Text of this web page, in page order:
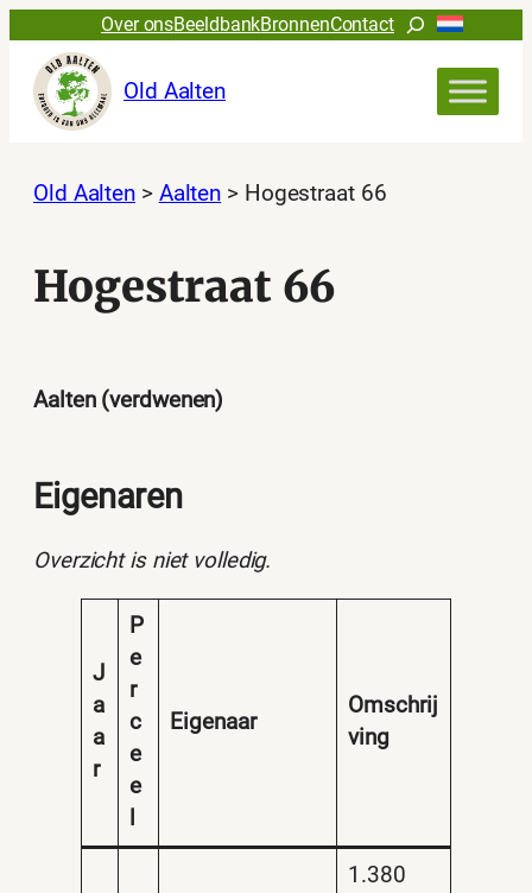
naar
inhoud
Over onsBeeldbankBronnenContactZoeken
Old Aalten
Old Aalten > Aalten > Hogestraat 66
Hogestraat 66
Aalten (verdwenen)
Eigenaren
Overzicht is niet volledig.
J
a
a
r
P
e
r
c
e
e
Eigenaar
Omschrij
ving
1.380